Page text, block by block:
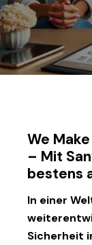
We
– Mit
bestens
In einer
Sicherheit